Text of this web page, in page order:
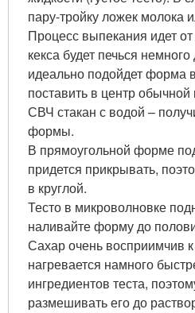
пару-тройку ложек молока
Процесс выпекания идет
кекса будет печься
идеально подойдет форма
поставить в центр обычной
СВЧ стакан с водой –
формы.
В прямоугольной форме
придется прикрывать,
в круглой.
Тесто в микроволновке
наливайте форму до
Сахар очень восприимчив
нагревается намного
ингредиентов теста,
размешивать его до